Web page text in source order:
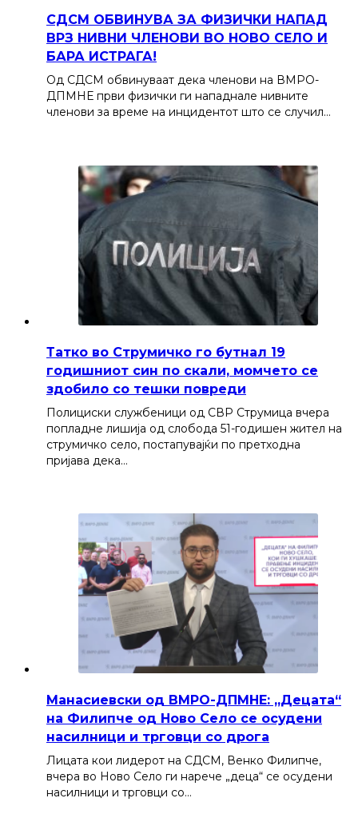
СДСМ ОБВИНУВА ЗА ФИЗИЧКИ НАПАД
ВРЗ НИВНИ ЧЛЕНОВИ ВО НОВО СЕЛО И
БАРА ИСТРАГА!
Од СДСМ обвинуваат дека членови на ВМРО-
ДПМНЕ први физички ги нападнале нивните
членови за време на инцидентот што се случил…
Татко во Струмичко го бутнал 19
годишниот син по скали, момчето се
здобило со тешки повреди
Полициски службеници од СВР Струмица вчера
попладне лишија од слобода 51-годишен жител на
струмичко село, постапувајќи по претходна
пријава дека…
Манасиевски од ВМРО-ДПМНЕ: „Децата“
на Филипче од Ново Село се осудени
насилници и трговци со дрога
Лицата кои лидерот на СДСМ, Венко Филипче,
вчера во Ново Село ги нарече „деца“ се осудени
насилници и трговци со…